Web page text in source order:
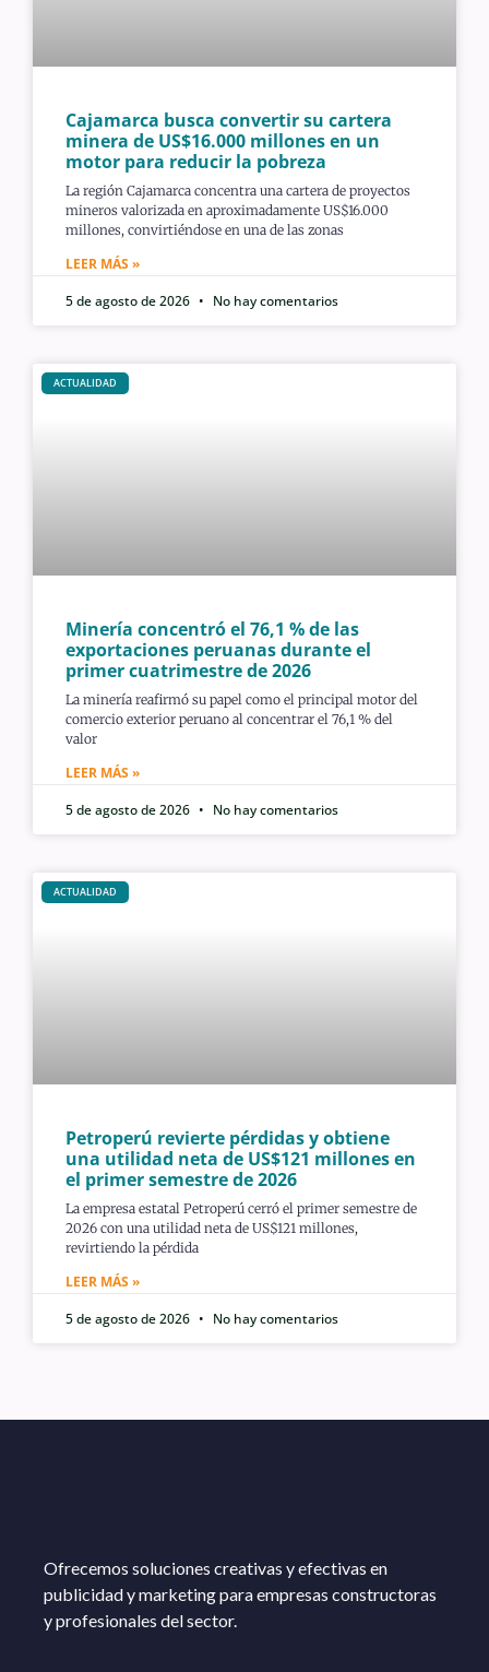
Cajamarca busca convertir su cartera
minera de US$16.000 millones en un
motor para reducir la pobreza
La región Cajamarca concentra una cartera de proyectos
mineros valorizada en aproximadamente US$16.000
millones, convirtiéndose en una de las zonas
LEER MÁS »
5 de agosto de 2026
No hay comentarios
ACTUALIDAD
Minería concentró el 76,1 % de las
exportaciones peruanas durante el
primer cuatrimestre de 2026
La minería reafirmó su papel como el principal motor del
comercio exterior peruano al concentrar el 76,1 % del
valor
LEER MÁS »
5 de agosto de 2026
No hay comentarios
ACTUALIDAD
Petroperú revierte pérdidas y obtiene
una utilidad neta de US$121 millones en
el primer semestre de 2026
La empresa estatal Petroperú cerró el primer semestre de
2026 con una utilidad neta de US$121 millones,
revirtiendo la pérdida
LEER MÁS »
5 de agosto de 2026
No hay comentarios
Ofrecemos soluciones creativas y efectivas en
publicidad y marketing para empresas constructoras
y profesionales del sector.